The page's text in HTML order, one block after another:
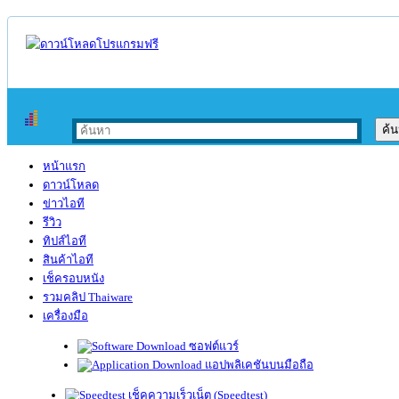
หน้าแรก
ดาวน์โหลด
ข่าวไอที
รีวิว
ทิปส์ไอที
สินค้าไอที
เช็ครอบหนัง
รวมคลิป Thaiware
เครื่องมือ
ซอฟต์แวร์
แอปพลิเคชันบนมือถือ
เช็คความเร็วเน็ต (Speedtest)